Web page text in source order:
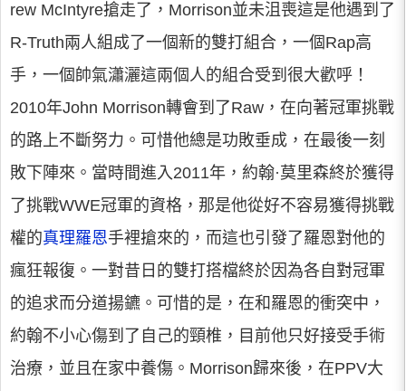
rew McIntyre搶走了，Morrison並未沮喪這是他遇到了
R-Truth兩人組成了一個新的雙打組合，一個Rap高
手，一個帥氣瀟灑這兩個人的組合受到很大歡呼！
2010年John Morrison轉會到了Raw，在向著冠軍挑戰
的路上不斷努力。可惜他總是功敗垂成，在最後一刻
敗下陣來。當時間進入2011年，約翰·莫里森終於獲得
了挑戰WWE冠軍的資格，那是他從好不容易獲得挑戰
權的真理羅恩手裡搶來的，而這也引發了羅恩對他的
瘋狂報復。一對昔日的雙打搭檔終於因為各自對冠軍
的追求而分道揚鑣。可惜的是，在和羅恩的衝突中，
約翰不小心傷到了自己的頸椎，目前他只好接受手術
治療，並且在家中養傷。Morrison歸來後，在PPV大